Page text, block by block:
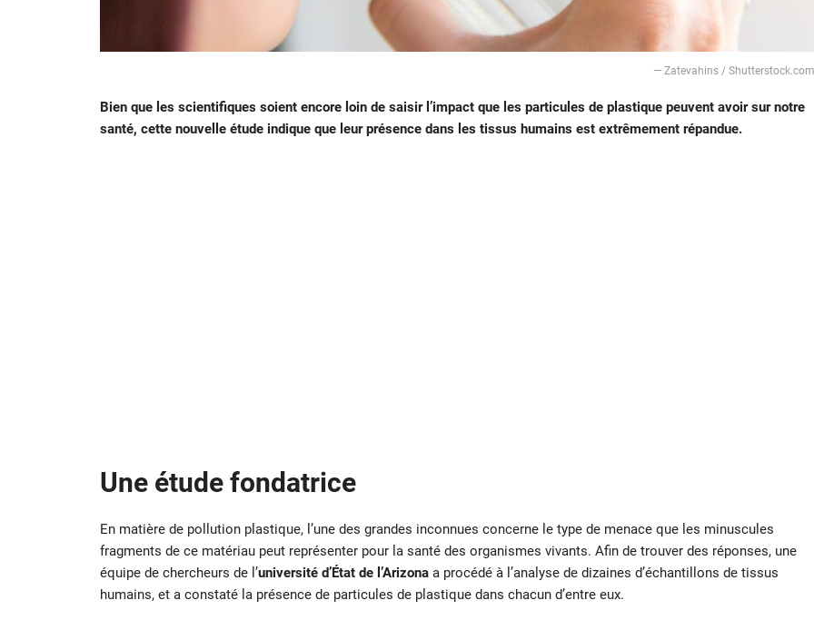
— Zatevahins / Shutterstock.com
Bien que les scientifiques soient encore loin de saisir l’impact que les particules de plastique peuvent avoir sur notre
santé, cette nouvelle étude indique que leur présence dans les tissus humains est extrêmement répandue.
Une étude fondatrice
En matière de pollution plastique, l’une des grandes inconnues concerne le type de menace que les minuscules
fragments de ce matériau peut représenter pour la santé des organismes vivants. Afin de trouver des réponses, une
équipe de chercheurs de l’université d’État de l’Arizonaa procédé à l’analyse de dizaines d’échantillons de tissus
humains, et a constaté la présence de particules de plastique dans chacun d’entre eux.